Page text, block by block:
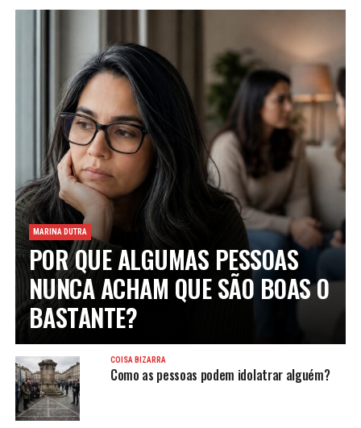
MARINA DUTRA
POR QUE ALGUMAS PESSOAS
NUNCA ACHAM QUE SÃO BOAS O
BASTANTE?
COISA BIZARRA
Como as pessoas podem idolatrar alguém?